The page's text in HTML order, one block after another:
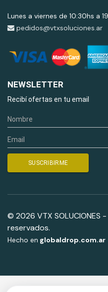
Lunes a viernes de 10:30hs a
pedidos@vtxsoluciones.ar
NEWSLETTER
Recibí ofertas en tu email
© 2026 VTX SOLUCIONES
reservados.
Hecho en globaldrop.com.ar